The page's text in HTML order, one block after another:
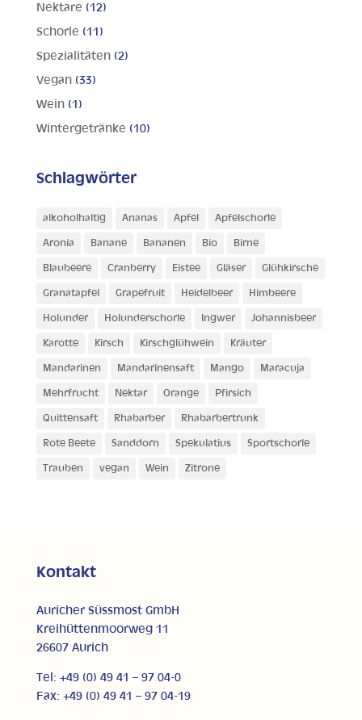
Nektare (12)
Schorle (11)
Spezialitäten (2)
Vegan (33)
Wein (1)
Wintergetränke (10)
Schlagwörter
alkoholhaltig Ananas Apfel Apfelschorle
Aronia Banane Bananen Bio Birne
Blaubeere Cranberry Eistee Gläser Glühkirsche
Granatapfel Grapefruit Heidelbeer Himbeere
Holunder Holunderschorle Ingwer Johannisbeer
Karotte Kirsch Kirschglühwein Kräuter
Mandarinen Mandarinensaft Mango Maracuja
Mehrfrucht Nektar Orange Pfirsich
Quittensaft Rhabarber Rhabarbertrunk
Rote Beete Sanddorn Spekulatius Sportschorle
Trauben vegan Wein Zitrone
Kontakt
Auricher Süssmost GmbH
Kreihüttenmoorweg 11
26607 Aurich
Tel: +49 (0) 49 41 – 97 04-0
Fax: +49 (0) 49 41 – 97 04-19